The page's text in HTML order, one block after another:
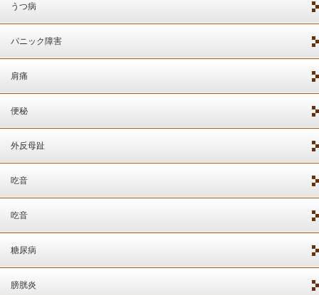
うつ病
パニック障害
肩痛
便秘
外反母趾
吃音
吃音
糖尿病
膀胱炎